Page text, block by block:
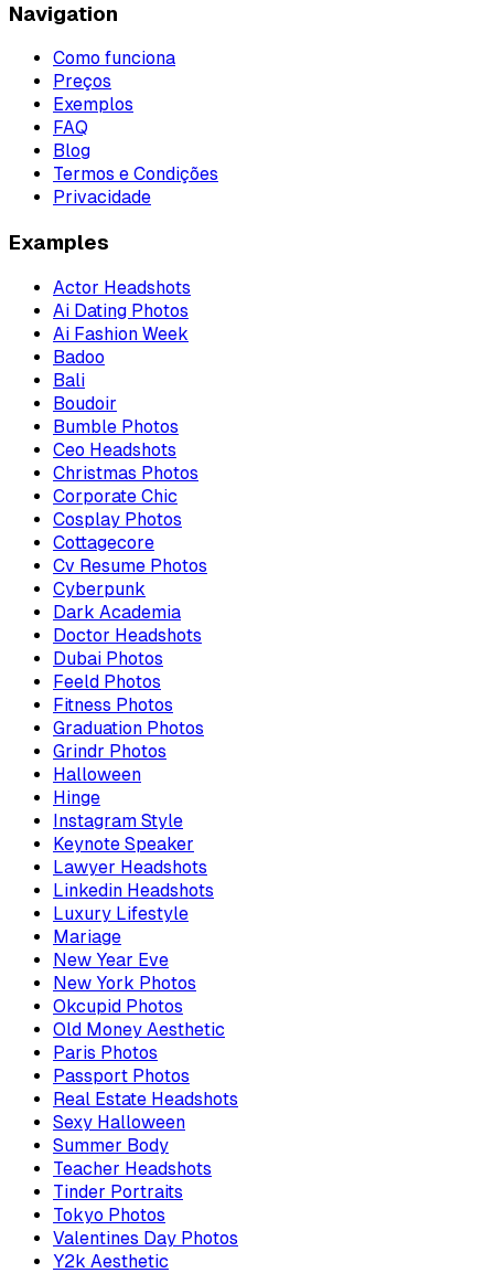
Navigation
Como funciona
Preços
Exemplos
FAQ
Blog
Termos e Condições
Privacidade
Examples
Actor Headshots
Ai Dating Photos
Ai Fashion Week
Badoo
Bali
Boudoir
Bumble Photos
Ceo Headshots
Christmas Photos
Corporate Chic
Cosplay Photos
Cottagecore
Cv Resume Photos
Cyberpunk
Dark Academia
Doctor Headshots
Dubai Photos
Feeld Photos
Fitness Photos
Graduation Photos
Grindr Photos
Halloween
Hinge
Instagram Style
Keynote Speaker
Lawyer Headshots
Linkedin Headshots
Luxury Lifestyle
Mariage
New Year Eve
New York Photos
Okcupid Photos
Old Money Aesthetic
Paris Photos
Passport Photos
Real Estate Headshots
Sexy Halloween
Summer Body
Teacher Headshots
Tinder Portraits
Tokyo Photos
Valentines Day Photos
Y2k Aesthetic